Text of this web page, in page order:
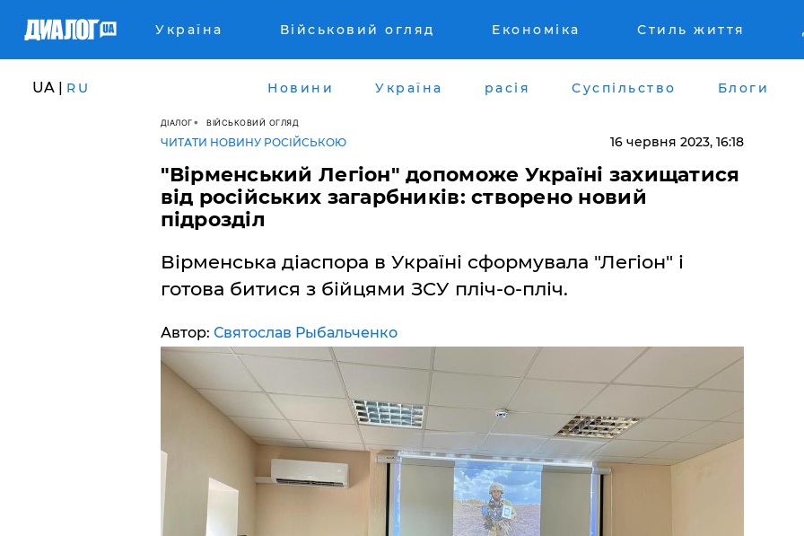
Україна Військовий огляд Економіка Стиль життя
UA | RU Новини Україна расія Суспільство Блоги
ДІАЛОГ ВІЙСЬКОВИЙ ОГЛЯД
ЧИТАТИ НОВИНУ РОСІЙСЬКОЮ 16 червня 2023, 16:18
"Вірменський Легіон" допоможе Україні захищатися
від російських загарбників: створено новий
підрозділ
Вірменська діаспора в Україні сформувала "Легіон" і
готова битися з бійцями ЗСУ пліч-о-пліч.
Автор: Святослав Рыбальченко